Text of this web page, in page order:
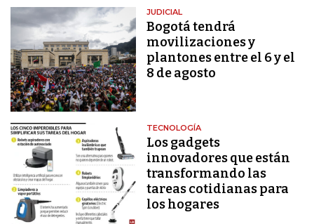
JUDICIAL
Bogotá tendrá
movilizaciones y
plantones entre el 6 y el
8 de agosto
TECNOLOGÍA
Los gadgets
innovadores que están
transformando las
tareas cotidianas para
los hogares